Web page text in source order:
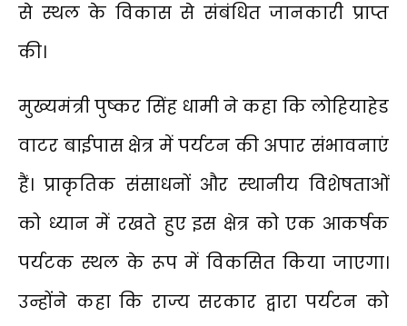
से स्थल के विकास से संबंधित जानकारी प्राप्त
की।
मुख्यमंत्री पुष्कर सिंह धामी ने कहा कि लोहियाहेड
वाटर बाईपास क्षेत्र में पर्यटन की अपार संभावनाएं
हैं। प्राकृतिक संसाधनों और स्थानीय विशेषताओं
को ध्यान में रखते हुए इस क्षेत्र को एक आकर्षक
पर्यटक स्थल के रूप में विकसित किया जाएगा।
उन्होंने कहा कि राज्य सरकार द्वारा पर्यटन को